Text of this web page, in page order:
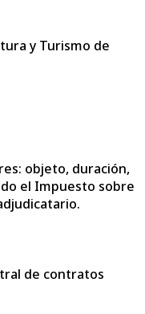
y Turismo de
objeto, duración,
el Impuesto sobre
de contratos